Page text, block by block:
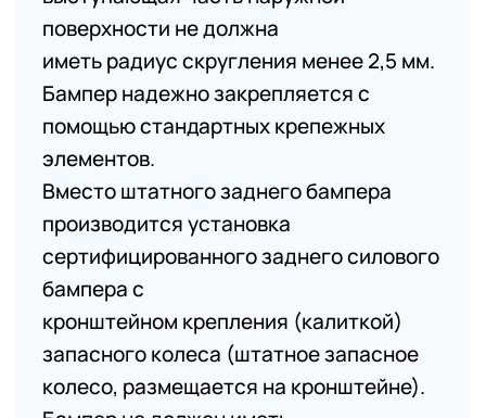
поверхности не должна
иметь радиус скругления менее 2,5 мм.
Бампер надежно закрепляется с
помощью стандартных крепежных
элементов.
Вместо штатного заднего бампера
производится установка
сертифицированного заднего силового
бампера с
кронштейном крепления (калиткой)
запасного колеса (штатное запасное
колесо, размещается на кронштейне).